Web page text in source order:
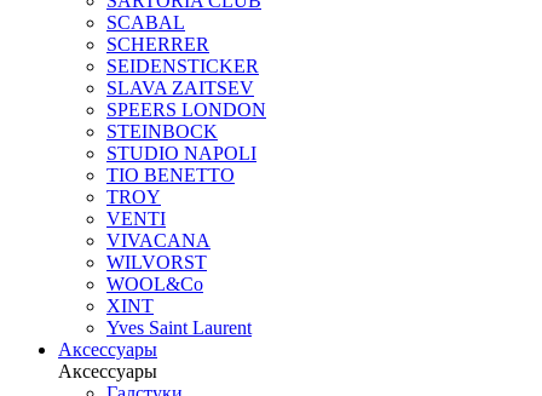
SCABAL
SCHERRER
SEIDENSTICKER
SLAVA ZAITSEV
SPEERS LONDON
STEINBOCK
STUDIO NAPOLI
TIO BENETTO
TROY
VENTI
VIVACANA
WILVORST
WOOL&Co
XINT
Yves Saint Laurent
Аксессуары
Аксессуары